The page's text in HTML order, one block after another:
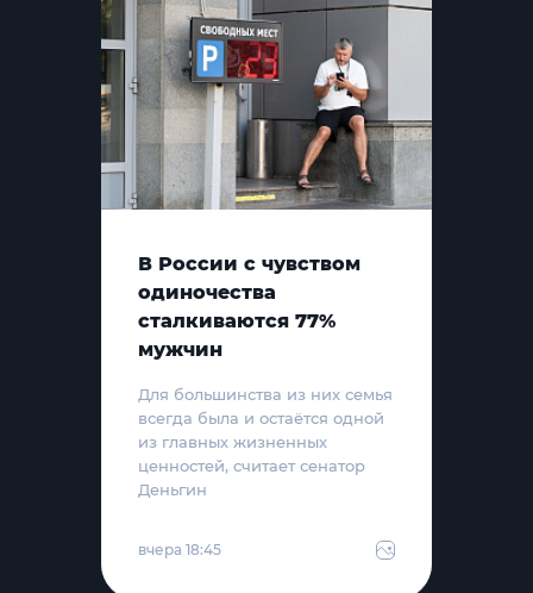
В России с чувством
одиночества
сталкиваются 77%
мужчин
Для большинства из них семья
всегда была и остаётся одной
из главных жизненных
ценностей, считает сенатор
Деньгин
вчера 18:45